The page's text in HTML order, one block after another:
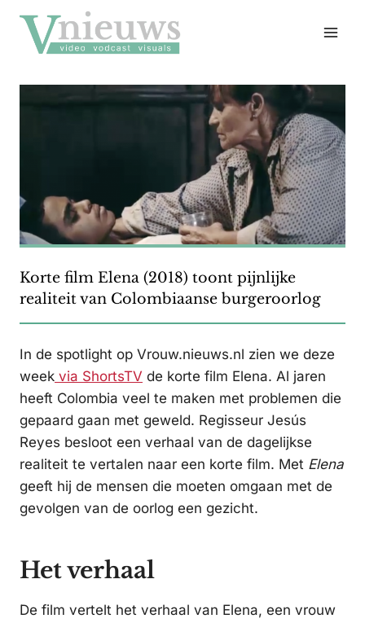
naar
inhoud
Korte film Elena (2018) toont pijnlijke
realiteit van Colombiaanse burgeroorlog
In de spotlight op Vrouw.nieuws.nl zien we deze
week via ShortsTV de korte film Elena. Al jaren
heeft Colombia veel te maken met problemen die
gepaard gaan met geweld. Regisseur Jesús
Reyes besloot een verhaal van de dagelijkse
realiteit te vertalen naar een korte film. Met Elena
geeft hij de mensen die moeten omgaan met de
gevolgen van de oorlog een gezicht.
Het verhaal
De film vertelt het verhaal van Elena, een vrouw